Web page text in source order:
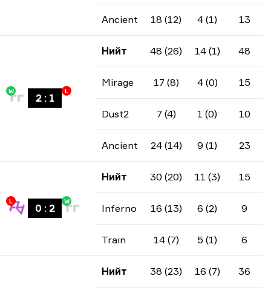
Ancient 18 (12) 4 (1) 13
W
2: 1
L
Нийт 48 (26) 14 (1) 48
Mirage 17 (8) 4 (0) 15
Dust2 7 (4) 1 (0) 10
Ancient 24 (14) 9 (1) 23
L
0 : 2
W
Нийт 30 (20) 11 (3) 15
Inferno 16 (13) 6 (2) 9
Train 14 (7) 5 (1) 6
Нийт 38 (23) 16 (7) 36